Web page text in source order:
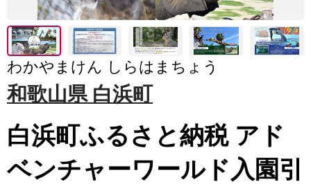
わかやまけん しらはまちょう
和歌山県 白浜町
白浜町ふるさと納税 アド
ベンチャーワールド入園引